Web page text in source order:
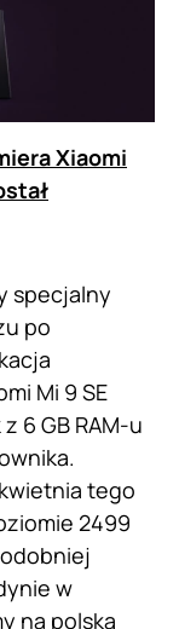
Xiaomi
specjalny
po
Mi 9 SE
6 GB RAM-u
tego
2499
w
na polską